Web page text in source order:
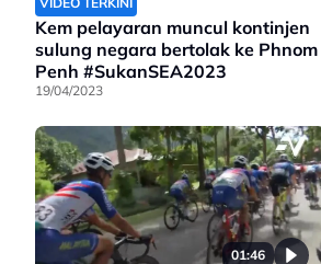
Kem pelayaran muncul kontinjen
sulung negara bertolak ke Phnom
Penh #SukanSEA2023
19/04/2023
01:46